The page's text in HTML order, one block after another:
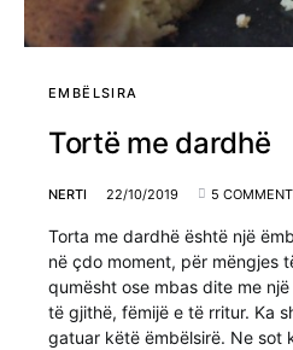
EMBËLSIRA
Tortë me dardhë
NERTI 22/10/2019 5
Torta me dardhë është një
në çdo moment, për mëngjes
qumësht ose mbas dite me
të gjithë, fëmijë e të rritur. Ka
gatuar këtë ëmbëlsirë. Ne sot